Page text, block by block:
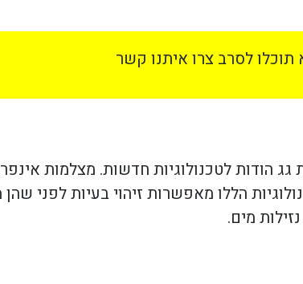
לסרב צרו איתנו קשר
הודות לטכנולוגיות חדשות. מצלמות
הללו מאפשרות זיהוי בעיות לפני
מים.